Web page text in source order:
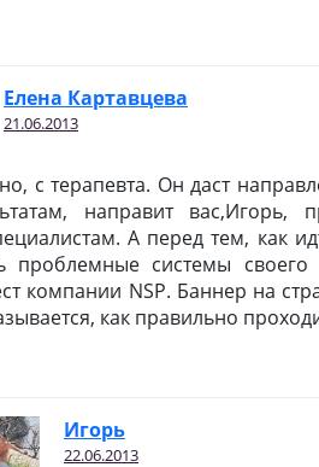
Елена Картавцева
21.06.2013
с терапевта. Он даст
направит вас,Игорь,
А перед тем, как
проблемные системы своего
компании NSP. Баннер на
как правильно
Игopь
22.06.2013